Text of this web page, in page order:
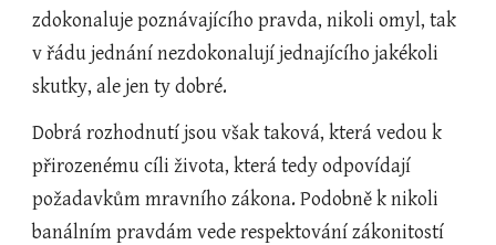
zdokonaluje poznávajícího pravda, nikoli omyl, tak
v řádu jednání nezdokonalují jednajícího jakékoli
skutky, ale jen ty dobré.
Dobrá rozhodnutí jsou však taková, která vedou k
přirozenému cíli života, která tedy odpovídají
požadavkům mravního zákona. Podobně k nikoli
banálním pravdám vede respektování zákonitostí